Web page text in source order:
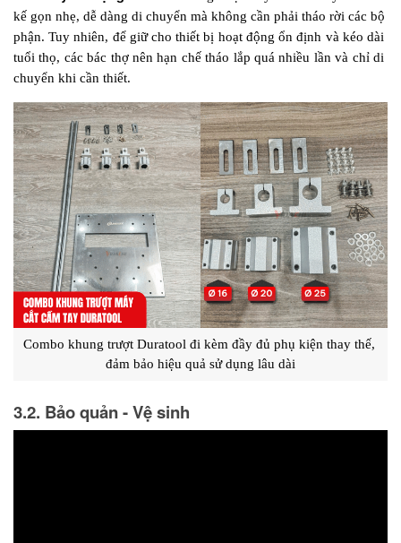
kế gọn nhẹ, dễ dàng di chuyển mà không cần phải tháo rời các bộ
phận. Tuy nhiên, để giữ cho thiết bị hoạt động ổn định và kéo dài
tuổi thọ, các bác thợ nên hạn chế tháo lắp quá nhiều lần và chỉ di
chuyển khi cần thiết.
Combo khung trượt Duratool đi kèm đầy đủ phụ kiện thay thế,
đảm bảo hiệu quả sử dụng lâu dài
3.2. Bảo quản - Vệ sinh